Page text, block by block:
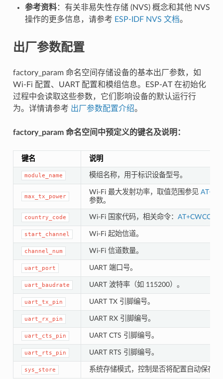
参考资料：有关非易失性存储 (NVS) 概念和其他 NVS
操作的更多信息，请参考 ESP-IDF NVS 文档。
出厂参数配置
factory_param 命名空间存储设备的基本出厂参数，如
Wi-Fi 配置、UART 配置和模组信息。ESP-AT 在初始化
过程中会读取这些参数，它们影响设备的默认运行行
为。详情请参考 出厂参数配置介绍。
factory_param 命名空间中预定义的键名及说明：
键名 说明
module_name 模组名称，用于标识设备型号。
max_tx_power
Wi-Fi 最大发射功率，取值范围参见
参数。
country_code Wi-Fi 国家代码，相关命令：
start_channel Wi-Fi 起始信道。
channel_num Wi-Fi 信道数量。
uart_port UART 端口号。
uart_baudrate UART 波特率（如 115200）。
uart_tx_pin UART TX 引脚编号。
uart_rx_pin UART RX 引脚编号。
uart_cts_pin UART CTS 引脚编号。
uart_rts_pin UART RTS 引脚编号。
sys_store 系统存储模式，控制是否将配置自动保存